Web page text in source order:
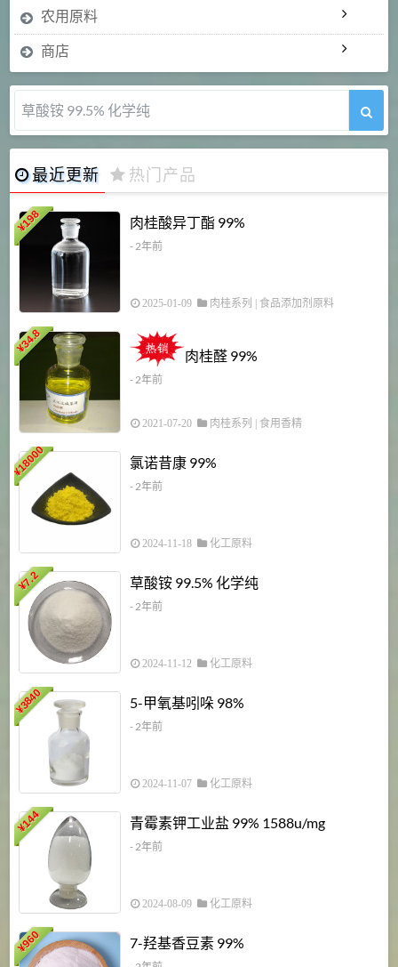
农用原料
商店
草酸铵 99.5% 化学纯
最近更新 热门产品
¥
198 肉桂酸异丁酯 99%
- 2年前
2025-01-09 肉桂系列 食品添加剂原料
¥
34.8
肉桂醛 99%
- 2年前
2021-07-20 肉桂系列 食用香精
¥
18000 氯诺昔康 99%
- 2年前
2024-11-18 化工原料
¥
7.2 草酸铵 99.5% 化学纯
- 2年前
2024-11-12 化工原料
¥
3840 5-甲氧基吲哚 98%
- 2年前
2024-11-07 化工原料
¥
144 青霉素钾工业盐 99% 1588u/mg
- 2年前
2024-08-09 化工原料
¥
960 7-羟基香豆素 99%